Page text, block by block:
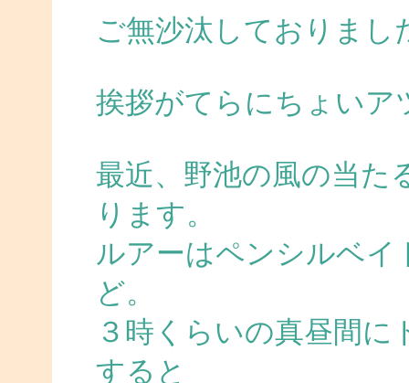
ご無沙汰しておりまし
挨拶がてらにちょいア
最近、野池の風の当た
ります。
ルアーはペンシルベ
ど。
３時くらいの真昼間
すると